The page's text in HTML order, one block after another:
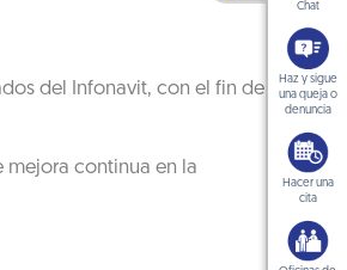
del Infonavit, con el fin de
continua en la
Chat
Haz y sigue
una queja o
denuncia
Hacer una
cita